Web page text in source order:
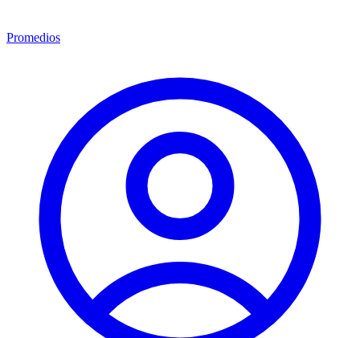
Promedios